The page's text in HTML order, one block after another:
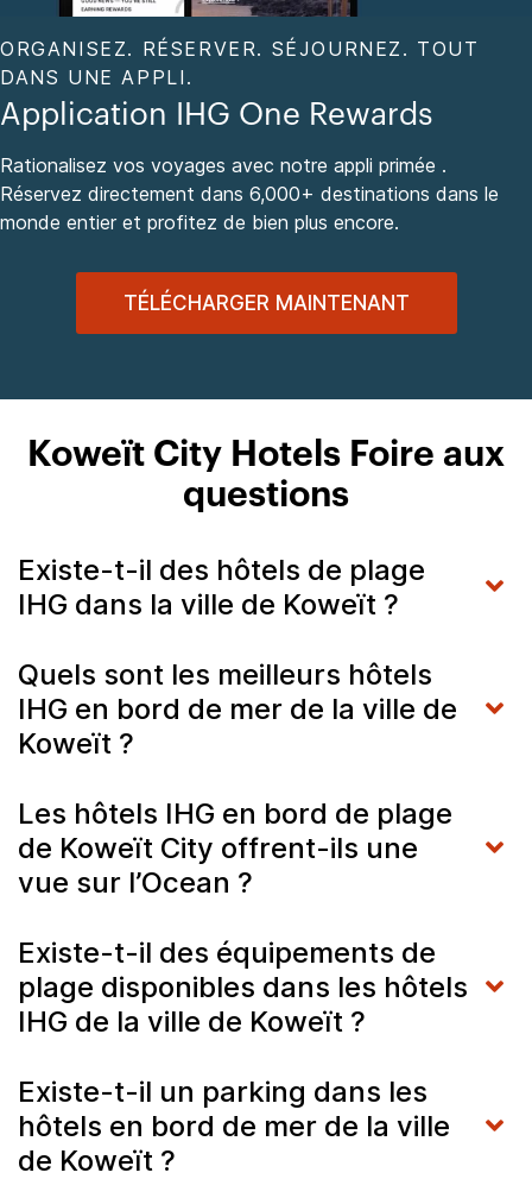
ORGANISEZ. RÉSERVER. SÉJOURNEZ. TOUT
DANS UNE APPLI.
Application IHG One Rewards
Rationalisez vos voyages avec notre appli primée .
Réservez directement dans 6,000+ destinations dans le
monde entier et profitez de bien plus encore.
TÉLÉCHARGER MAINTENANT
Koweït City Hotels Foire aux
questions
Existe-t-il des hôtels de plage
IHG dans la ville de Koweït ?
Quels sont les meilleurs hôtels
IHG en bord de mer de la ville de
Koweït ?
Les hôtels IHG en bord de plage
de Koweït City offrent-ils une
vue sur l’Ocean ?
Existe-t-il des équipements de
plage disponibles dans les hôtels
IHG de la ville de Koweït ?
Existe-t-il un parking dans les
hôtels en bord de mer de la ville
de Koweït ?